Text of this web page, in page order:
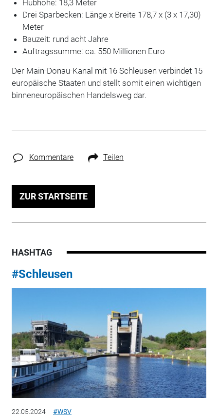
Hubhöhe: 18,3 Meter
Drei Sparbecken: Länge x Breite 178,7 x (3 x 17,30)
Meter
Bauzeit: rund acht Jahre
Auftragssumme: ca. 550 Millionen Euro
Der Main-Donau-Kanal mit 16 Schleusen verbindet 15
europäische Staaten und stellt somit einen wichtigen
binneneuropäischen Handelsweg dar.
Kommentare Teilen
ZUR STARTSEITE
HASHTAG
#Schleusen
22.05.2024 #WSV